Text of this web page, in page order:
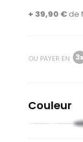
+ 39,90 €de
OU PAYER EN
Couleur
Vert